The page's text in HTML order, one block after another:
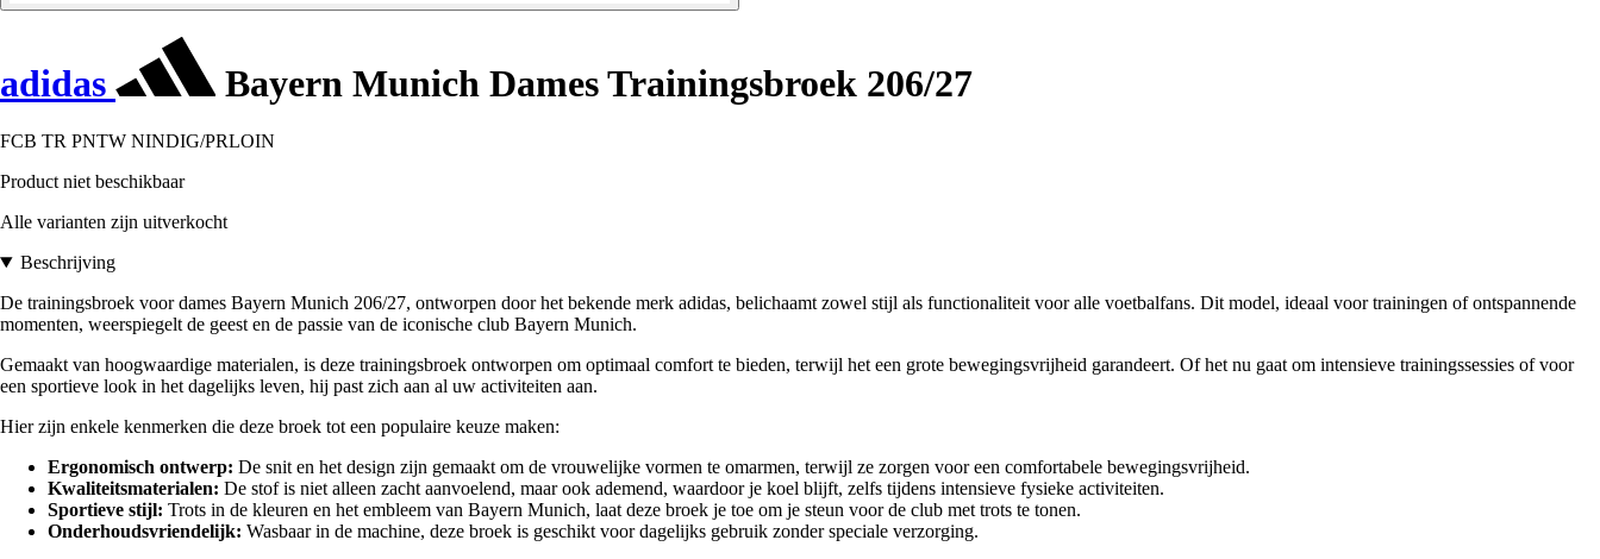
adidas Bayern Munich Dames Trainingsbroek 206/27
FCB TR PNTW NINDIG/PRLOIN
Product niet beschikbaar
Alle varianten zijn uitverkocht
Beschrijving
De trainingsbroek voor dames Bayern Munich 206/27, ontworpen door het bekende merk adidas, belichaamt zowel stijl als functionaliteit voor alle voetbalfans. Dit model, ideaal voor trainingen of ontspannende
momenten, weerspiegelt de geest en de passie van de iconische club Bayern Munich.
Gemaakt van hoogwaardige materialen, is deze trainingsbroek ontworpen om optimaal comfort te bieden, terwijl het een grote bewegingsvrijheid garandeert. Of het nu gaat om intensieve trainingssessies of voor
een sportieve look in het dagelijks leven, hij past zich aan al uw activiteiten aan.
Hier zijn enkele kenmerken die deze broek tot een populaire keuze maken:
Ergonomisch ontwerp: De snit en het design zijn gemaakt om de vrouwelijke vormen te omarmen, terwijl ze zorgen voor een comfortabele bewegingsvrijheid.
Kwaliteitsmaterialen: De stof is niet alleen zacht aanvoelend, maar ook ademend, waardoor je koel blijft, zelfs tijdens intensieve fysieke activiteiten.
Sportieve stijl: Trots in de kleuren en het embleem van Bayern Munich, laat deze broek je toe om je steun voor de club met trots te tonen.
Onderhoudsvriendelijk: Wasbaar in de machine, deze broek is geschikt voor dagelijks gebruik zonder speciale verzorging.